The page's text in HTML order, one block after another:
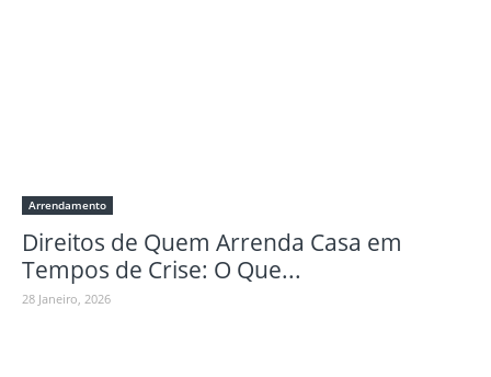
Arrendamento
Direitos de Quem Arrenda Casa em
Tempos de Crise: O Que...
28 Janeiro, 2026